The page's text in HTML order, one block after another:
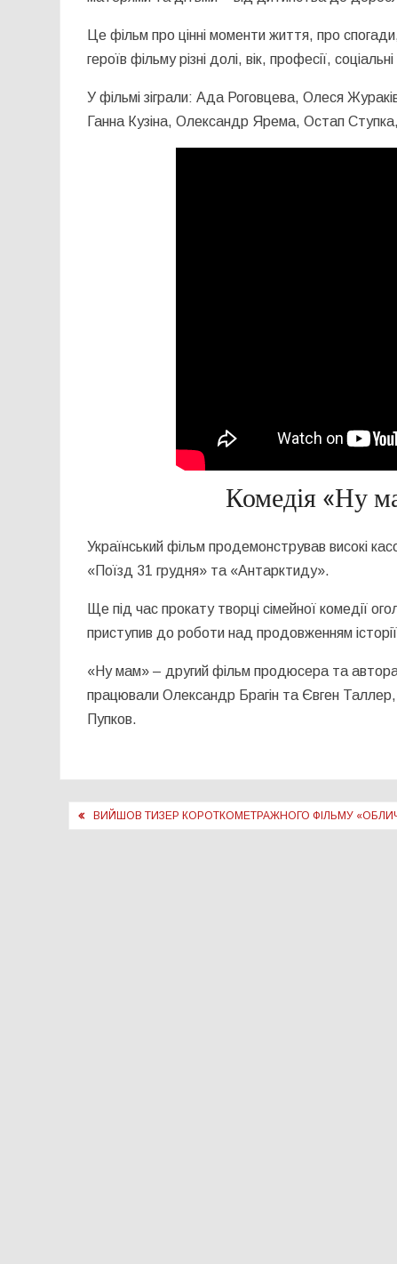
Це фільм про цінні моменти життя, про
героїв фільму різні долі, вік, професії,
У фільмі зіграли: Ада Роговцева, Олеся
Ганна Кузіна, Олександр Ярема, Остап
Комедія «Ну
Український фільм продемонстрував високі
«Поїзд 31 грудня» та «Антарктиду».
Ще під час прокату творці сімейної комедії
приступив до роботи над продовженням
«Ну мам» – другий фільм продюсера та
працювали Олександр Брагін та Євген
Пупков.
Навігація
ВИЙШОВ ТИЗЕР КОРОТКОМЕТРАЖНОГО ФІЛЬМУ